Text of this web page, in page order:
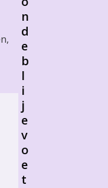
n
d
e
b
l
i
j
e
v
o
e
t